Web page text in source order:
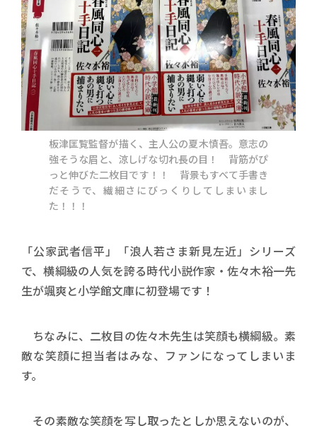
板津匡覧監督が描く、主人公の夏木慎吾。意志の
強そうな眉と、涼しげな切れ長の目！ 背筋がぴ
っと伸びた二枚目です！！ 背景もすべて手書き
だそうで、繊細さにびっくりしてしまいまし
た！！！
「公家武者信平」「浪人若さま新見左近」シリーズ
で、横綱級の人気を誇る時代小説作家・佐々木裕一先
生が颯爽と小学館文庫に初登場です！
ちなみに、二枚目の佐々木先生は笑顔も横綱級。素
敵な笑顔に担当者はみな、ファンになってしまいま
す。
その素敵な笑顔を写し取ったとしか思えないのが、